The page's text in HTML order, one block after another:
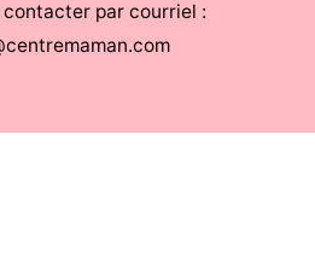
par courriel :